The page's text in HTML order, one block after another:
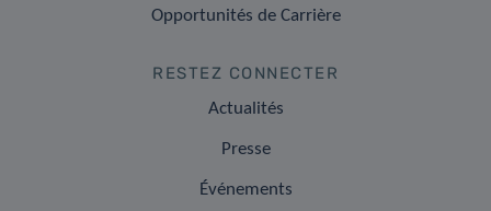
Opportunités de Carrière
RESTEZ CONNECTER
Actualités
Presse
Événements